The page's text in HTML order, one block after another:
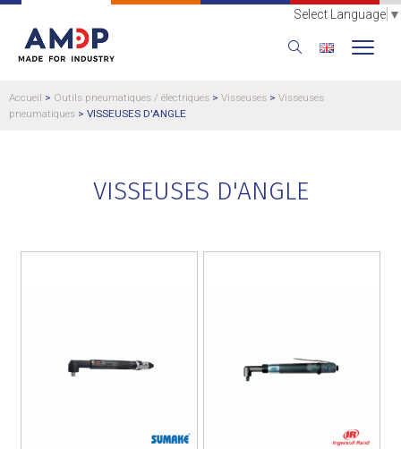
Select Language ▼
Accueil > Outils pneumatiques / électriques > Visseuses > Visseuses
pneumatiques > VISSEUSES D'ANGLE
VISSEUSES D'ANGLE